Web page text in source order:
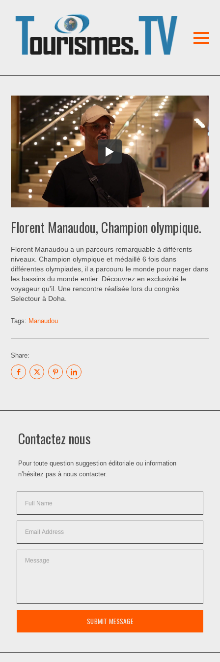
Florent Manaudou, Champion olympique.
Florent Manaudou a un parcours remarquable à différents
niveaux. Champion olympique et médaillé 6 fois dans
différentes olympiades, il a parcouru le monde pour nager dans
les bassins du monde entier. Découvrez en exclusivité le
voyageur qu'il. Une rencontre réalisée lors du congrès
Selectour à Doha.
Tags: Manaudou
Share:
Contactez nous
Pour toute question suggestion éditoriale ou information
n’hésitez pas à nous contacter.
SUBMIT MESSAGE